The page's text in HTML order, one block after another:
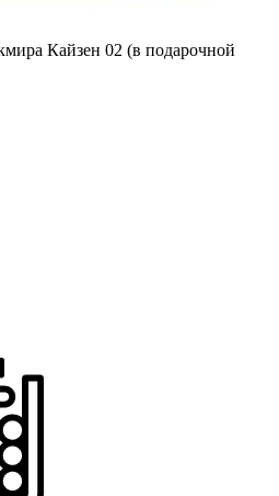
Кайзен 02 (в подарочной